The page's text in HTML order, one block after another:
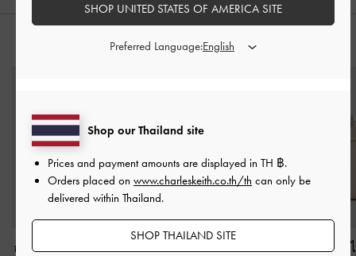
สไตล์ลุคด้วย
กระเป๋าถือประดับเข็มขัด
กระเป๋าทรงถัง
Shop our Thailand site
Prices and payment amounts are displayed in TH ฿.
Orders placed on www.charleskeith.co.th/th can only be
delivered within Thailand.
SHOP THAILAND SITE
SHOP UNITED STATES OF AMERICA SITE
Preferred Language: